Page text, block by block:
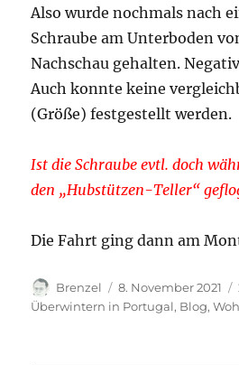
Also wurde nochmals nach
Schraube am Unterboden
Nachschau gehalten.
Auch konnte keine
(Größe) festgestellt werden.
Ist die Schraube evtl. doch
den „Hubstützen-Teller“
Die Fahrt ging dann am
Autor
Brenzel
Veröffentlicht
am
8. November 2021
Überwintern in Portugal, Blog,